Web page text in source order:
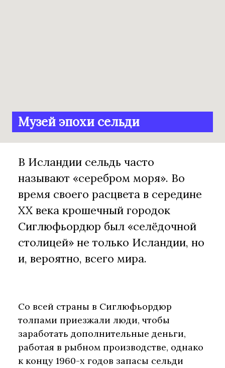
Музей эпохи сельди
В Исландии сельдь часто
называют «серебром моря». Во
время своего расцвета в середине
XX века крошечный городок
Сиглюфьордюр был «селёдочной
столицей» не только Исландии, но
и, вероятно, всего мира.
Со всей страны в Сиглюфьордюр
толпами приезжали люди, чтобы
заработать дополнительные деньги,
работая в рыбном производстве, однако
к концу 1960-х годов запасы сельди